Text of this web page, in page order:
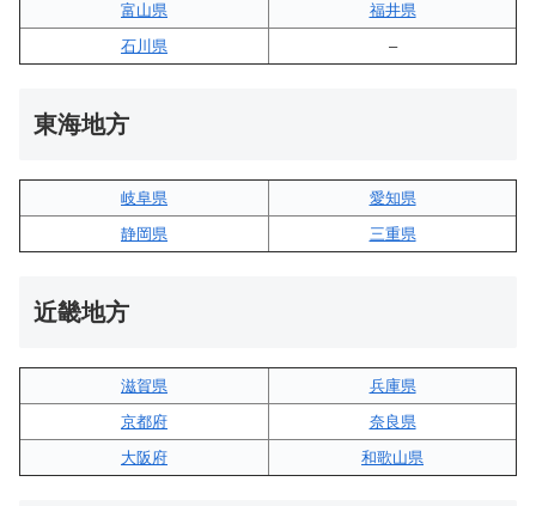
富山県
福井県
石川県
–
東海地方
岐阜県
愛知県
静岡県
三重県
近畿地方
滋賀県
兵庫県
京都府
奈良県
大阪府
和歌山県